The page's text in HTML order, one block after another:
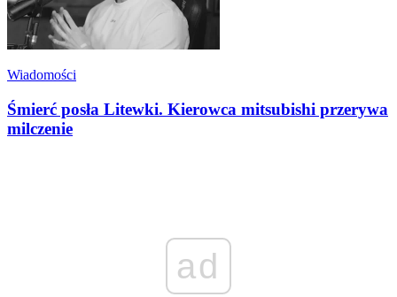
Wiadomości
Śmierć posła Litewki. Kierowca mitsubishi przerywa
milczenie
ad